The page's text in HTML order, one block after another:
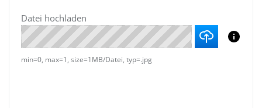
Datei hochladen
min=0, max=1, size=1MB/Datei, typ=.jpg